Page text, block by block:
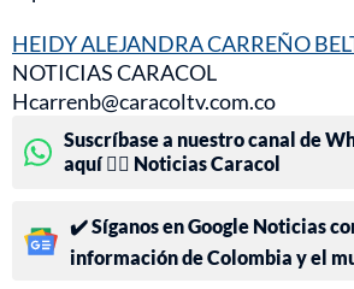
HEIDY ALEJANDRA CARREÑO
NOTICIAS CARACOL
Hcarrenb@caracoltv.com.co
Suscríbase a nuestro canal de
aquí 👉🏻 Noticias Caracol
✔️ Síganos en Google Noticias
información de Colombia y el